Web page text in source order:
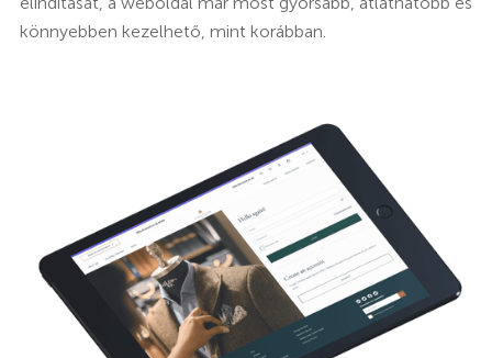
könnyebben kezelhető, mint korábban.